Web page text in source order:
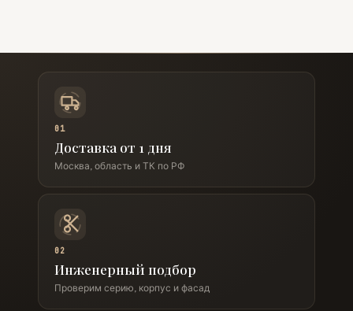
01
Доставка от 1 дня
Москва, область и ТК по РФ
02
Инженерный подбор
Проверим серию, корпус и фасад